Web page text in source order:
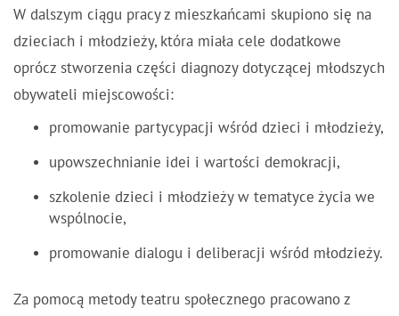
W dalszym ciągu pracy z mieszkańcami skupiono się na
dzieciach i młodzieży, która miała cele dodatkowe
oprócz stworzenia części diagnozy dotyczącej młodszych
obywateli miejscowości:
promowanie partycypacji wśród dzieci i młodzieży,
upowszechnianie idei i wartości demokracji,
szkolenie dzieci i młodzieży w tematyce życia we
wspólnocie,
promowanie dialogu i deliberacji wśród młodzieży.
Za pomocą metody teatru społecznego pracowano z